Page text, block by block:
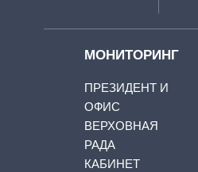
МОНИТОРИНГ
ПРЕЗИДЕНТ И
ОФИС
ВЕРХОВНАЯ
РАДА
КАБИНЕТ